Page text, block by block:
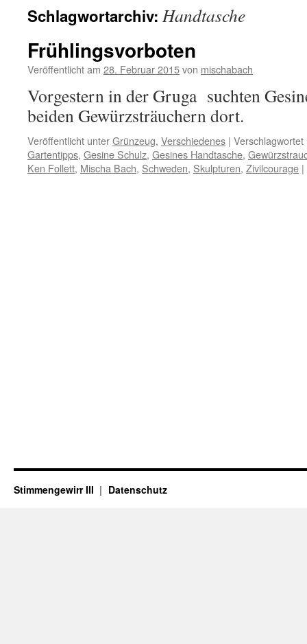
Schlagwortarchiv: Handtasche
Frühlingsvorboten
Veröffentlicht am 28. Februar 2015von mischabach
Vorgestern in der Gruga suchten
beiden Gewürzsträuchern dort.
Veröffentlicht unterGrünzeug, Verschiedenes | Verschlagwortet
Gartentipps, Gesine Schulz, Gesines Handtasche,
Ken Follett, Mischa Bach, Schweden, Skulpturen, Zivilcourage |
Stimmengewirr III Datenschutz